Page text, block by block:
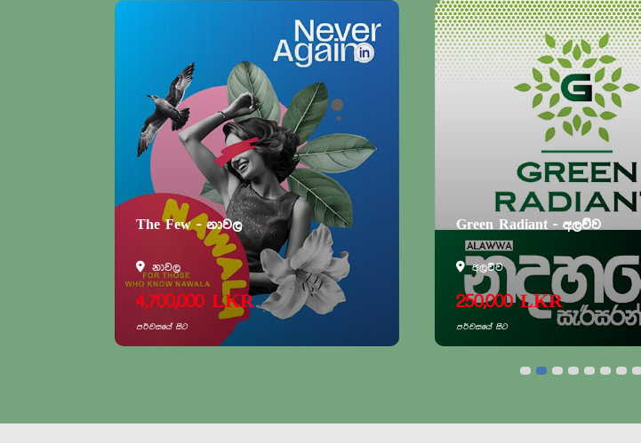
The Few - නාවල
නාවල
4,700,000 LKR
පර්චසයේ සිට
Green Radiant - අලව්ව
අලව්ව
250,000 LKR
පර්චසයේ සිට
ඉඩම් පිළිබද සොයන්න